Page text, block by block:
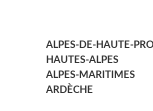
ALPES-DE-HAUTE-
HAUTES-ALPES
ALPES-MARITIMES
ARDÈCHE